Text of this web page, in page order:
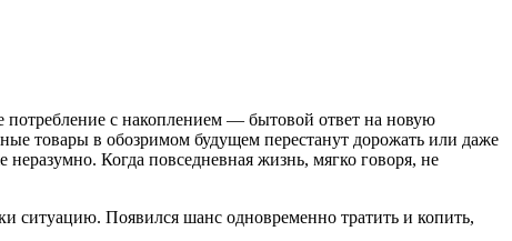
потребление с накоплением — бытовой ответ на новую
товары в обозримом будущем перестанут дорожать или даже
Когда повседневная жизнь, мягко говоря, не
ситуацию. Появился шанс одновременно тратить и копить,